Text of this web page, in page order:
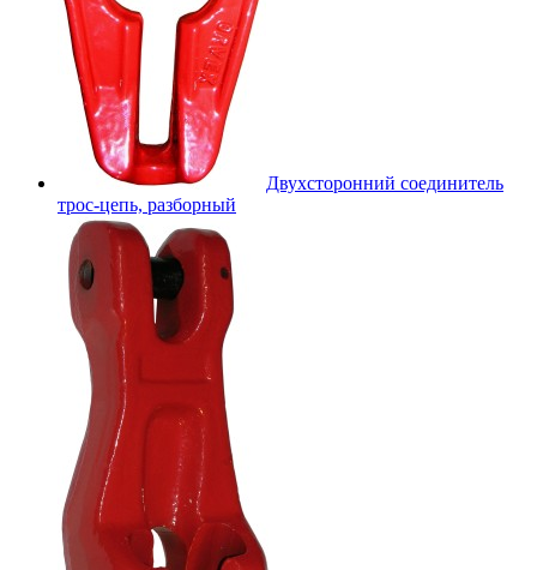
Двухсторонний соединитель
трос-цепь, разборный